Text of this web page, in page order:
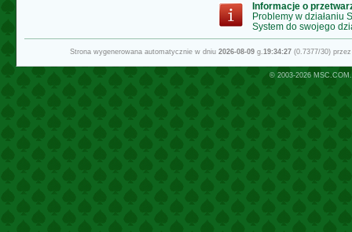
Informacje o
Problemy w działaniu
System do swojego
Strona wygenerowana automatycznie w dniu 2026-08-09g.19:34:27(0.7377/30)
© 2003-2026